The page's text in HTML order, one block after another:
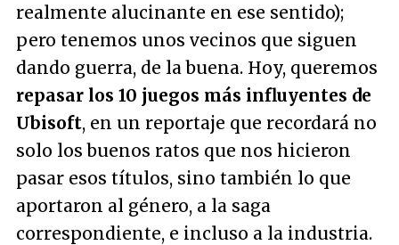
realmente alucinante en ese sentido);
pero tenemos unos vecinos que siguen
dando guerra, de la buena. Hoy, queremos
repasar los 10 juegos más influyentes de
Ubisoft, en un reportaje que recordará no
solo los buenos ratos que nos hicieron
pasar esos títulos, sino también lo que
aportaron al género, a la saga
correspondiente, e incluso a la industria.